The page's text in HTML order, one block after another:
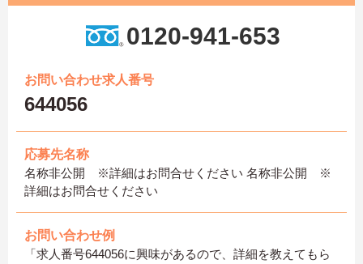
0120-941-653
お問い合わせ求人番号
644056
応募先名称
名称非公開 ※詳細はお問合せください 名称非公開 ※
詳細はお問合せください
お問い合わせ例
「求人番号644056に興味があるので、詳細を教えてもら